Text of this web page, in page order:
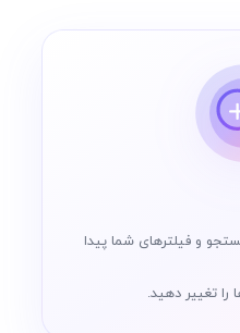
و فیلترهای شما پیدا
را تغییر دهید.